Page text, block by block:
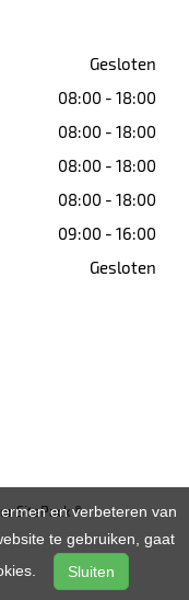
Gesloten
08:00 - 18:00
08:00 - 18:00
08:00 - 18:00
08:00 - 18:00
09:00 - 16:00
Gesloten
SitePack ®en verbeteren van
te gebruiken, gaat
Sluiten